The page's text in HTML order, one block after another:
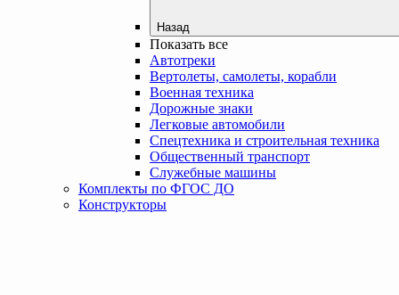
Назад
Показать все
Автотреки
Вертолеты, самолеты, корабли
Военная техника
Дорожные знаки
Легковые автомобили
Спецтехника и строительная техника
Общественный транспорт
Служебные машины
Комплекты по ФГОС ДО
Конструкторы